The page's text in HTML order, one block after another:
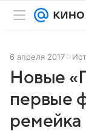
6 апреля 2017
Новые
первые
ремейка